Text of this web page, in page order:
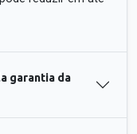
garantia da